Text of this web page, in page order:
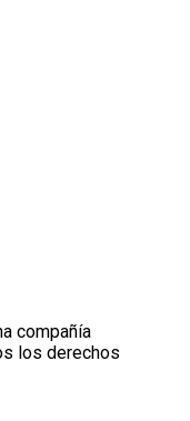
compañía
los derechos